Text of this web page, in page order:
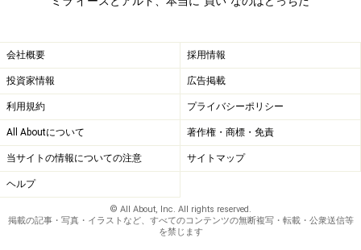
ってもいいのか、と聞かれたら、瞬時に「いいえ！」と
的に違う。アルトの場合、カタログには「レーダーブレ
ーキサポート」と書いてあるが、明らかに間違いな誇大
表記。
アルトなどに搭載されているレーザーレーダー
そもそも高価なレーダーなど使っていない。アルトが使
っているのは夜店などで売っているレーザーポインター
と同じシステムを使った簡易型で、車速30km/hを超えた
会社概要 採用情報
投資家情報 広告掲載
利用規約 プライバシーポリシー
All Aboutについて 著作権・商標・免責
当サイトの情報についての注意 サイトマップ
ヘルプ
© All About, Inc. All rights reserved.
掲載の記事・写真・イラストなど、すべてのコンテンツの無断複写・転載・公衆送信等
を禁じます